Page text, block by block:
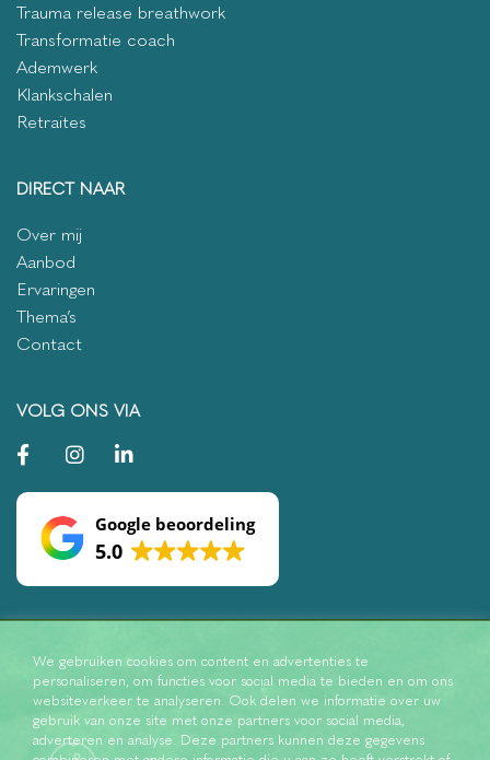
Trauma release breathwork
Transformatie coach
Ademwerk
Klankschalen
Retraites
DIRECT NAAR
Over mij
Aanbod
Ervaringen
Thema’s
Contact
VOLG ONS VIA
Google beoordeling
5.0
We gebruiken cookies om content en advertenties te
personaliseren, om functies voor social media te bieden en om ons
websiteverkeer te analyseren. Ook delen we informatie over uw
gebruik van onze site met onze partners voor social media,
adverteren en analyse. Deze partners kunnen deze gegevens